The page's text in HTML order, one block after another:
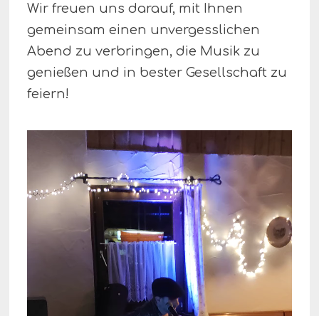
Wir freuen uns darauf, mit Ihnen
gemeinsam einen unvergesslichen
Abend zu verbringen, die Musik zu
genießen und in bester Gesellschaft zu
feiern!